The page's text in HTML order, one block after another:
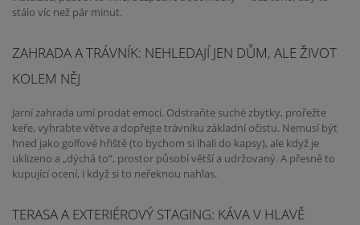
stálo víc než pár minut.
ZAHRADA A TRÁVNÍK: NEHLEDAJÍ JEN DŮM, ALE ŽIVOT
KOLEM NĚJ
Jarní zahrada umí prodat emoci. Odstraňte suché zbytky, prořežte
keře, vyhrabte větve a dopřejte trávníku základní očistu. Nemusí být
hned jako golfové hřiště (to bychom si lhali do kapsy), ale když je
uklizeno a „dýchá to“, prostor působí větší a udržovaný. A přesně to
kupující ocení, i když si to neřeknou nahlas.
TERASA A EXTERIÉROVÝ STAGING: KÁVA V HLAVĚ